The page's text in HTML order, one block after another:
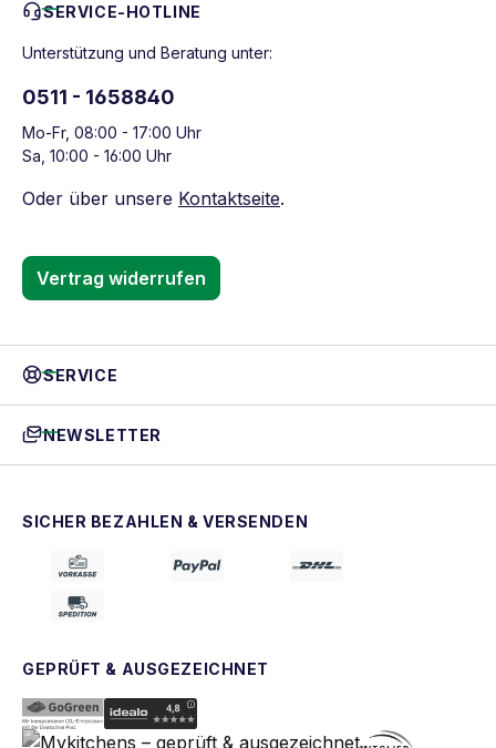
SERVICE-HOTLINE
Unterstützung und Beratung unter:
0511 - 1658840
Mo-Fr, 08:00 - 17:00 Uhr
Sa, 10:00 - 16:00 Uhr
Oder über unsere Kontaktseite.
Vertrag widerrufen
SERVICE
NEWSLETTER
SICHER BEZAHLEN & VERSENDEN
GEPRÜFT & AUSGEZEICHNET